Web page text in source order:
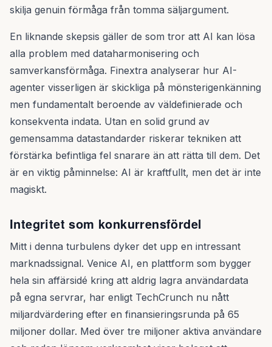
skilja genuin förmåga från tomma säljargument.
En liknande skepsis gäller de som tror att AI kan lösa
alla problem med dataharmonisering och
samverkansförmåga. Finextra analyserar hur AI-
agenter visserligen är skickliga på mönsterigenkänning
men fundamentalt beroende av väldefinierade och
konsekventa indata. Utan en solid grund av
gemensamma datastandarder riskerar tekniken att
förstärka befintliga fel snarare än att rätta till dem. Det
är en viktig påminnelse: AI är kraftfullt, men det är inte
magiskt.
Integritet som konkurrensfördel
Mitt i denna turbulens dyker det upp en intressant
marknadssignal. Venice AI, en plattform som bygger
hela sin affärsidé kring att aldrig lagra användardata
på egna servrar, har enligt TechCrunch nu nått
miljardvärdering efter en finansieringsrunda på 65
miljoner dollar. Med över tre miljoner aktiva användare